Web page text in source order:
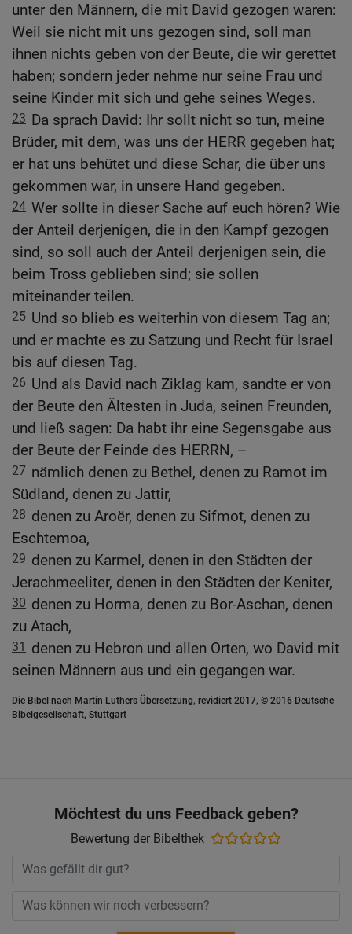
unter den Männern, die mit David gezogen waren:
Weil sie nicht mit uns gezogen sind, soll man
ihnen nichts geben von der Beute, die wir gerettet
haben; sondern jeder nehme nur seine Frau und
seine Kinder mit sich und gehe seines Weges.
23 Da sprach David: Ihr sollt nicht so tun, meine
Brüder, mit dem, was uns der HERR gegeben hat;
er hat uns behütet und diese Schar, die über uns
gekommen war, in unsere Hand gegeben.
24 Wer sollte in dieser Sache auf euch hören? Wie
der Anteil derjenigen, die in den Kampf gezogen
sind, so soll auch der Anteil derjenigen sein, die
beim Tross geblieben sind; sie sollen
miteinander teilen.
25 Und so blieb es weiterhin von diesem Tag an;
und er machte es zu Satzung und Recht für Israel
bis auf diesen Tag.
26 Und als David nach Ziklag kam, sandte er von
der Beute den Ältesten in Juda, seinen Freunden,
und ließ sagen: Da habt ihr eine Segensgabe aus
der Beute der Feinde des HERRN, –
27 nämlich denen zu Bethel, denen zu Ramot im
Südland, denen zu Jattir,
28 denen zu Aroër, denen zu Sifmot, denen zu
Eschtemoa,
29 denen zu Karmel, denen in den Städten der
Jerachmeeliter, denen in den Städten der Keniter,
30 denen zu Horma, denen zu Bor-Aschan, denen
zu Atach,
31
denen zu Hebron und allen Orten, wo David mit
seinen Männern aus und ein gegangen war.
Die Bibel nach Martin Luthers Übersetzung, revidiert 2017, © 2016 Deutsche
Bibelgesellschaft, Stuttgart
Möchtest du uns Feedback geben?
Bewertung der Bibelthek